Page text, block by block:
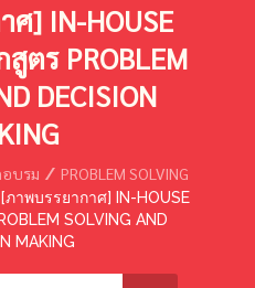
] IN-HOUSE
ตร PROBLEM
DECISION
อบรม
PROBLEM SOLVING
[ภาพบรรยากาศ] IN-HOUSE
SOLVING AND
MAKING